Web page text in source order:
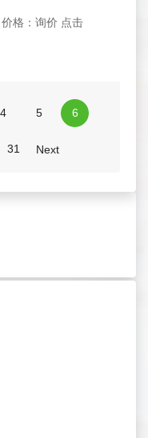
价格：询价 点击
4 5 6
31 Next